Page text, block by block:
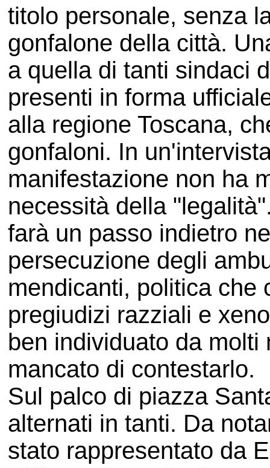
titolo personale, senza
gonfalone della città.
a quella di tanti sindaci
presenti in forma
alla regione Toscana,
gonfaloni. In
manifestazione non ha
necessità della
farà un passo indietro
persecuzione degli
mendicanti, politica che
pregiudizi razziali e
ben individuato da
mancato di contestarlo.
Sul palco di piazza
alternati in tanti. Da
stato rappresentato da